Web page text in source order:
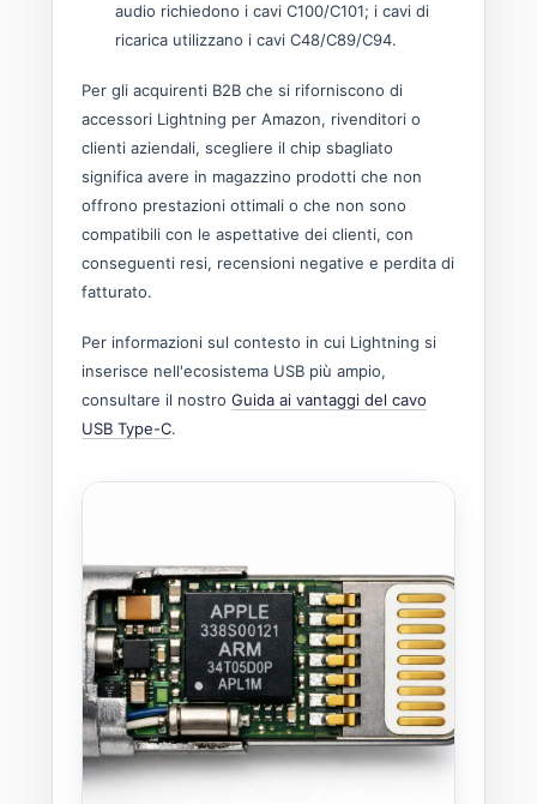
audio richiedono i cavi C100/C101; i cavi di
ricarica utilizzano i cavi C48/C89/C94.
Per gli acquirenti B2B che si riforniscono di
accessori Lightning per Amazon, rivenditori o
clienti aziendali, scegliere il chip sbagliato
significa avere in magazzino prodotti che non
offrono prestazioni ottimali o che non sono
compatibili con le aspettative dei clienti, con
conseguenti resi, recensioni negative e perdita di
fatturato.
Per informazioni sul contesto in cui Lightning si
inserisce nell'ecosistema USB più ampio,
consultare il nostro Guida ai vantaggi del cavo
USB Type-C.